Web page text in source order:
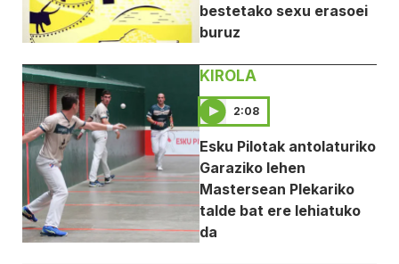
bestetako sexu erasoei
buruz
KIROLA
2:08
Esku Pilotak antolaturiko
Garaziko lehen
Mastersean Plekariko
talde bat ere lehiatuko
da